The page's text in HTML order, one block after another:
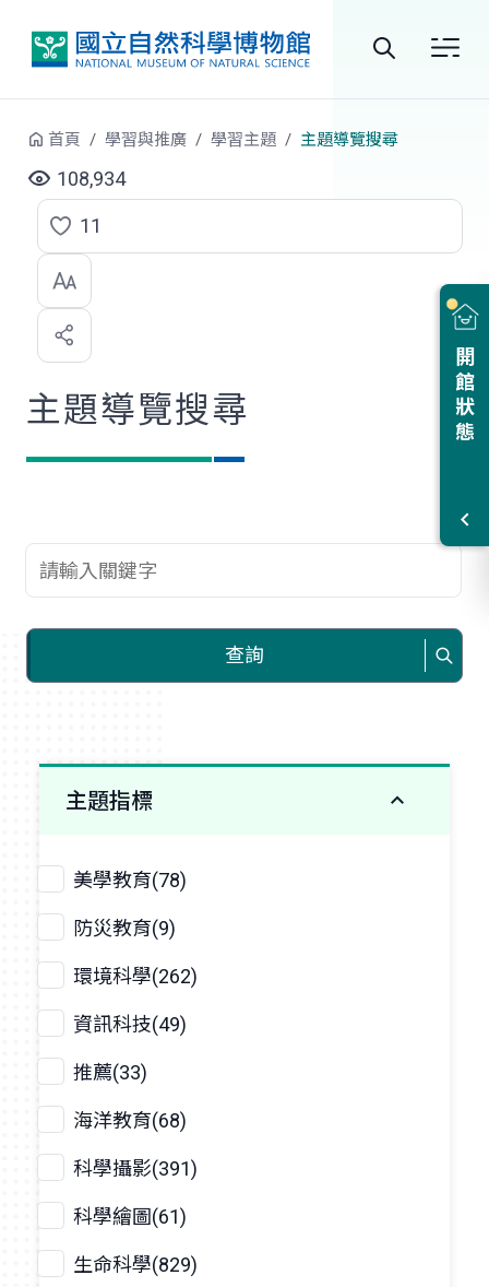
站
尋
開館狀態
首頁 學習與推廣 學習主題 主題導覽搜尋
108,934
點
選
喜
歡
11
主題導覽搜尋
查詢關鍵字
查詢
主題指標
美學教育(78)
防災教育(9)
環境科學(262)
資訊科技(49)
推薦(33)
海洋教育(68)
科學攝影(391)
科學繪圖(61)
生命科學(829)